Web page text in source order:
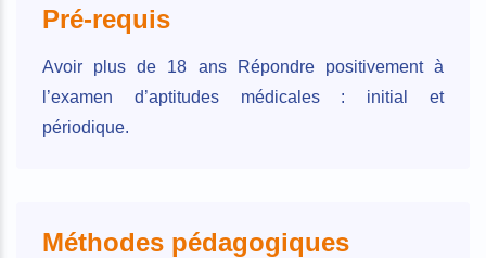
Pré-requis
Avoir plus de 18 ans Répondre positivement à
l’examen d’aptitudes médicales : initial et
périodique.
Méthodes pédagogiques